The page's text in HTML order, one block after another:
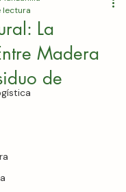
La
Madera
de
lectura